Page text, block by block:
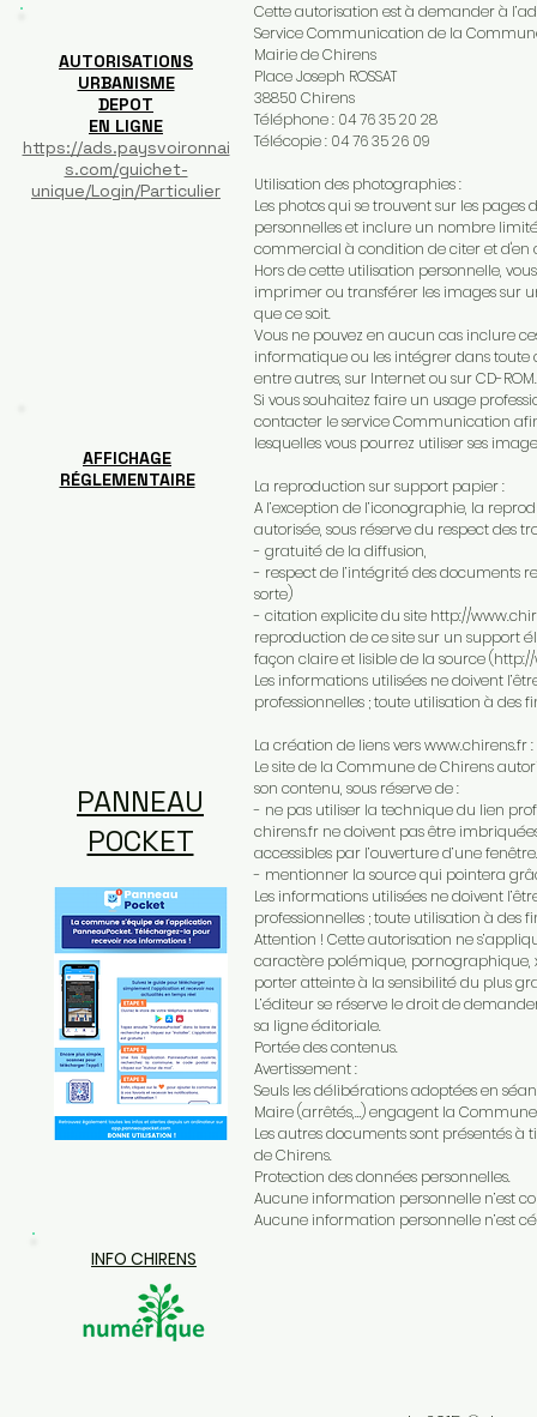
Cette autorisation est à demander à
Service Communication de la
Mairie de Chirens
Place Joseph ROSSAT
38850 Chirens
Téléphone : 04 76 35 20 28
Télécopie : 04 76 35 26 09
Utilisation des photographies :
Les photos qui se trouvent sur les
personnelles et inclure un nombre
commercial à condition de citer et d'en
Hors de cette utilisation personnelle,
imprimer ou transférer les images sur
que ce soit.
Vous ne pouvez en aucun cas inclure
informatique ou les intégrer dans
entre autres, sur Internet ou sur CD-ROM.
Si vous souhaitez faire un usage
contacter le service Communication
lesquelles vous pourrez utiliser ses
La reproduction sur support papier :
A l’exception de l’iconographie, la
autorisée, sous réserve du respect des
- gratuité de la diffusion,
- respect de l’intégrité des documents
sorte)
- citation explicite du site http://
reproduction de ce site sur un support
façon claire et lisible de la source (http://
Les informations utilisées ne doivent
professionnelles ; toute utilisation à des
La création de liens verswww.chirens.fr:
Le site de la Commune de Chirens
son contenu, sous réserve de :
- ne pas utiliser la technique du lien
chirens.fr ne doivent pas être
accessibles par l’ouverture d’une fenêtre.
- mentionner la source qui pointera
Les informations utilisées ne doivent
professionnelles ; toute utilisation à des
Attention ! Cette autorisation ne
caractère polémique, pornographique,
porter atteinte à la sensibilité du plus
L’éditeur se réserve le droit de
sa ligne éditoriale.
Portée des contenus.
Avertissement :
Seuls les délibérations adoptées en
Maire (arrêtés,…) engagent la
Les autres documents sont présentés
de Chirens.
Protection des données personnelles.
Aucune information personnelle n’est
Aucune information personnelle n’est
AFFICHAGE
RÉGLEMENTAIRE
AUTORISATIONS
URBANISME
DEPOT
EN LIGNE
https://ads.paysvoironnai
s.com/guichet-
unique/Login/Particulier
PANNEAU
POCKET
INFO CHIRENS